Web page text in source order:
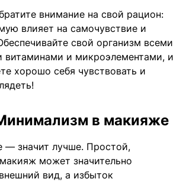
внимание на свой рацион:
влияет на самочувствие и
свой организм всеми
витаминами и микроэлементами, и
хорошо себя чувствовать и
в макияже
— значит лучше. Простой,
может значительно
вид, а избыток